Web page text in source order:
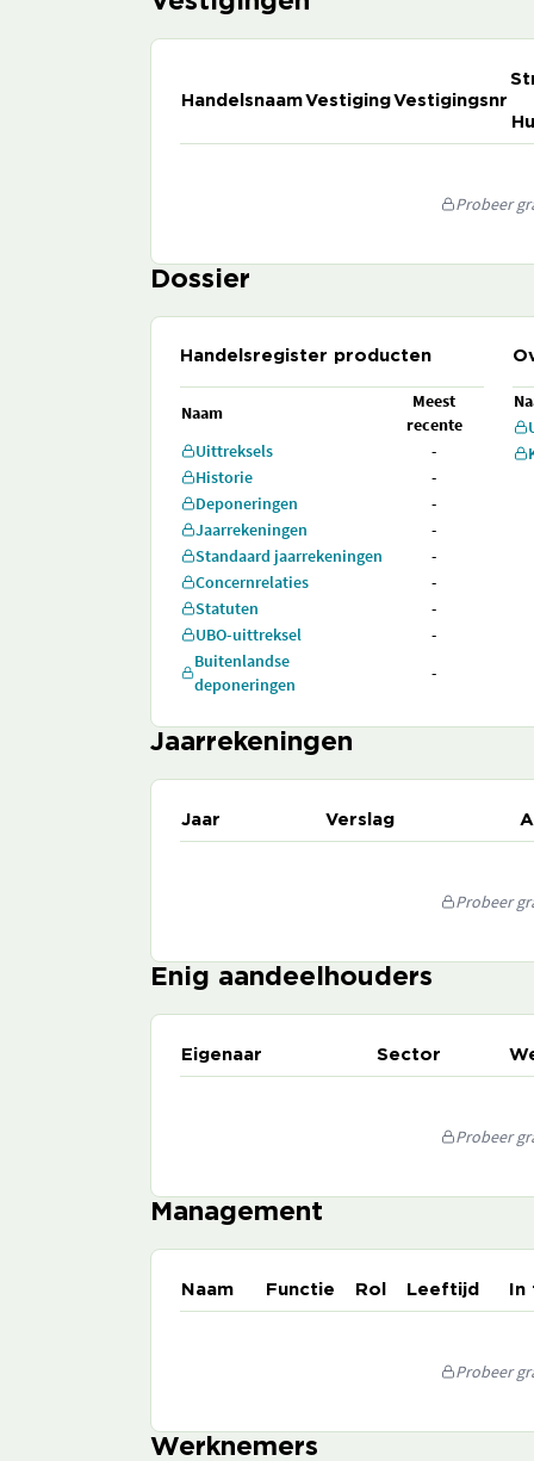
HandelsnaamVestigingVestigingsnr
Probeer
Dossier
Handelsregister producten
Naam
Meest
recente
Uittreksels
-
Historie
-
Deponeringen
-
Jaarrekeningen
-
Standaard jaarrekeningen
-
Concernrelaties
-
Statuten
-
UBO-uittreksel
-
Buitenlandse
deponeringen
-
Jaarrekeningen
Jaar Verslag
Probeer
Enig aandeelhouders
Eigenaar Sector
Probeer
Management
Naam Functie Rol Leeftijd
Probeer
Werknemers